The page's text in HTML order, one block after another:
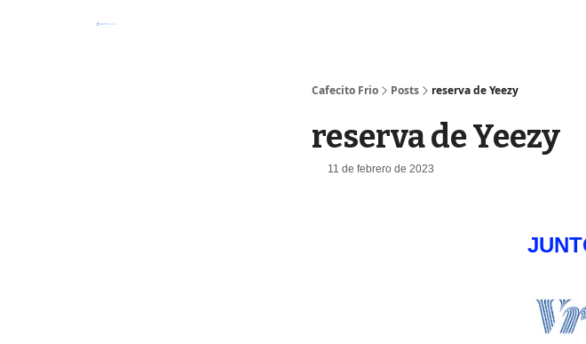
Cafecito Frio Posts reserva de Yeezy
reserva de Yeezy
11 de febrero de 2023